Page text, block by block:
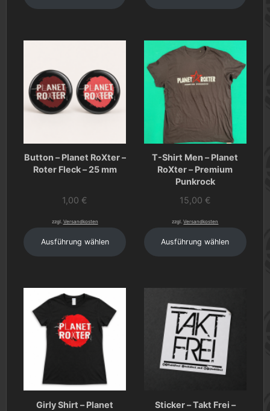
Button – Planet RoXter –
Roter Fleck – 25 mm
1,00 €
zzgl. Versandkosten
Ausführung wählen
T-Shirt Men – Planet
RoXter – Premium
Punkrock
15,00 €
zzgl.Versandkosten
Ausführung wählen
Girly Shirt – Planet
Sticker – Takt Frei –